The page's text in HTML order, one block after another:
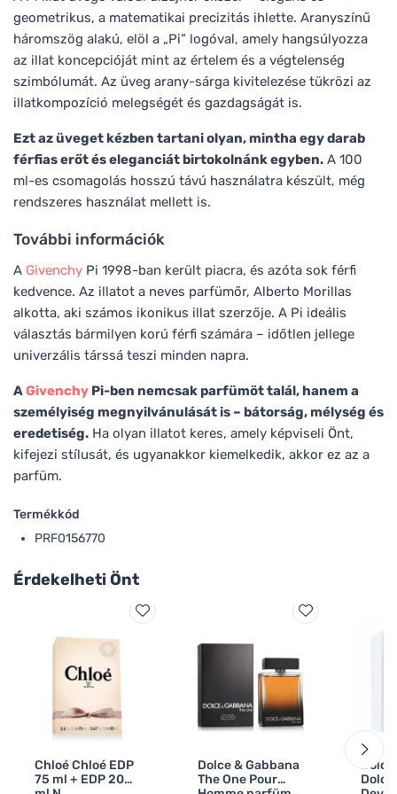
geometrikus, a matematikai precizitás ihlette. Aranyszínű
háromszög alakú, elöl a „Pi” logóval, amely hangsúlyozza
az illat koncepcióját mint az értelem és a végtelenség
szimbólumát. Az üveg arany-sárga kivitelezése tükrözi az
illatkompozíció melegségét és gazdagságát is.
Ezt az üveget kézben tartani olyan, mintha egy darab
férfias erőt és eleganciát birtokolnánk egyben. A 100
ml-es csomagolás hosszú távú használatra készült, még
rendszeres használat mellett is.
További információk
A Givenchy Pi 1998-ban került piacra, és azóta sok férfi
kedvence. Az illatot a neves parfümőr, Alberto Morillas
alkotta, aki számos ikonikus illat szerzője. A Pi ideális
választás bármilyen korú férfi számára – időtlen jellege
univerzális társsá teszi minden napra.
AGivenchy Pi-ben nemcsak parfümöt talál, hanem a
személyiség megnyilvánulását is – bátorság, mélység és
eredetiség. Ha olyan illatot keres, amely képviseli Önt,
kifejezi stílusát, és ugyanakkor kiemelkedik, akkor ez az a
parfüm.
Termékkód
PRF0156770
Érdekelheti Önt
Chloé Chloé EDP
75 ml + EDP 20
Dolce & Gabbana
The One Pour